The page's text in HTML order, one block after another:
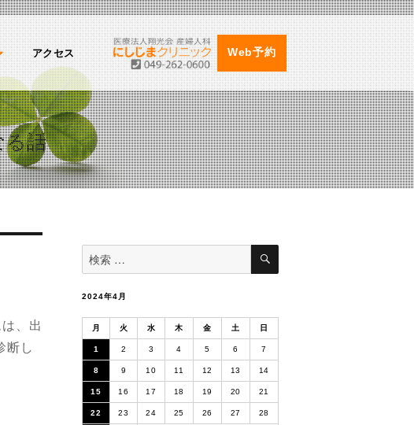
アクセス Web予約
る話
、出
断し
索
対
検
2024年4月
月 火 水 木 金 土 日
1 2 3 4 5 6 7
8 9 10 11 12 13 14
15 16 17 18 19 20 21
22 23 24 25 26 27 28